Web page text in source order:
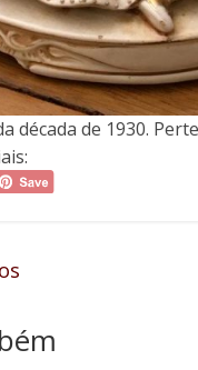
década de 1930.